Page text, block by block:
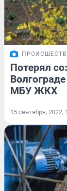
Потерял
МБУ ЖКХ
15 сентября, 2022,